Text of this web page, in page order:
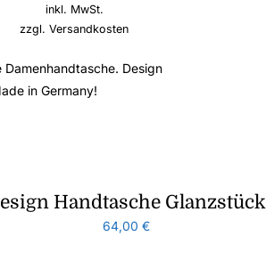
inkl. MwSt.
zzgl. Versandkosten
Damenhandtasche. Design
in Germany!
Handtasche Glanzstück
64,00 €